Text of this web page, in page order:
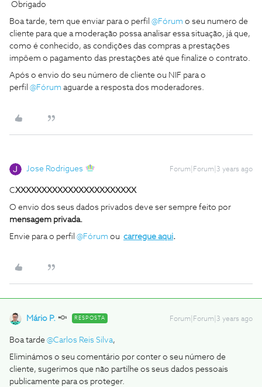
Obrigado
Boa tarde, tem que enviar para o perfil @Fórum o seu numero de
cliente para que a moderação possa analisar essa situação, já que,
como é conhecido, as condições das compras a prestações
impôem o pagamento das prestações até que finalize o contrato.
Após o envio do seu número de cliente ou NIF para o
perfil @Fórum aguarde a resposta dos moderadores.
Jose Rodrigues Forum|Forum|3 years ago
CXXXXXXXXXXXXXXXXXXXXXXX
O envio dos seus dados privados deve ser sempre feito por
mensagem privada.
Envie para o perfil @Fórum ou carregue aqui.
Mário P. RESPOSTA Forum|Forum|3 years ago
Boa tarde @Carlos Reis Silva,
Eliminámos o seu comentário por conter o seu número de
cliente, sugerimos que não partilhe os seus dados pessoais
publicamente para os proteger.